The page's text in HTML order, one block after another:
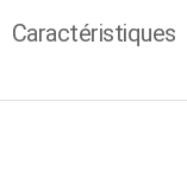
Caractéristiques